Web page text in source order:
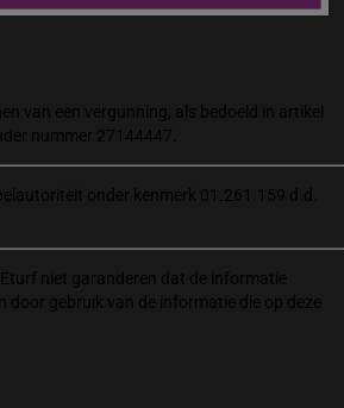
van een vergunning, als bedoeld in artikel
nummer 27144447.
onder kenmerk 01.261.159 d.d.
niet garanderen dat de informatie
gebruik van de informatie die op deze